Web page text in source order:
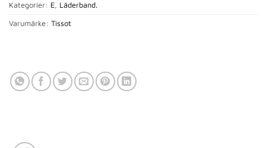
Kategorier: E, Läderband.
Varumärke: Tissot